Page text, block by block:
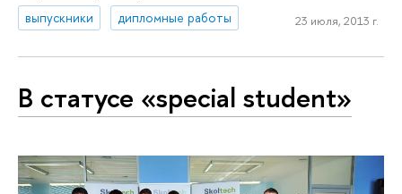
выпускники дипломные работы 23 июля, 2013 г.
В статусе «special student»